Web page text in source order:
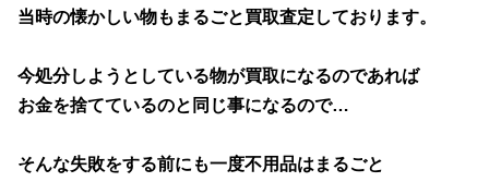
当時の懐かしい物もまるごと買取査定しております。
今処分しようとしている物が買取になるのであれば
お金を捨てているのと同じ事になるので…
そんな失敗をする前にも一度不用品はまるごと